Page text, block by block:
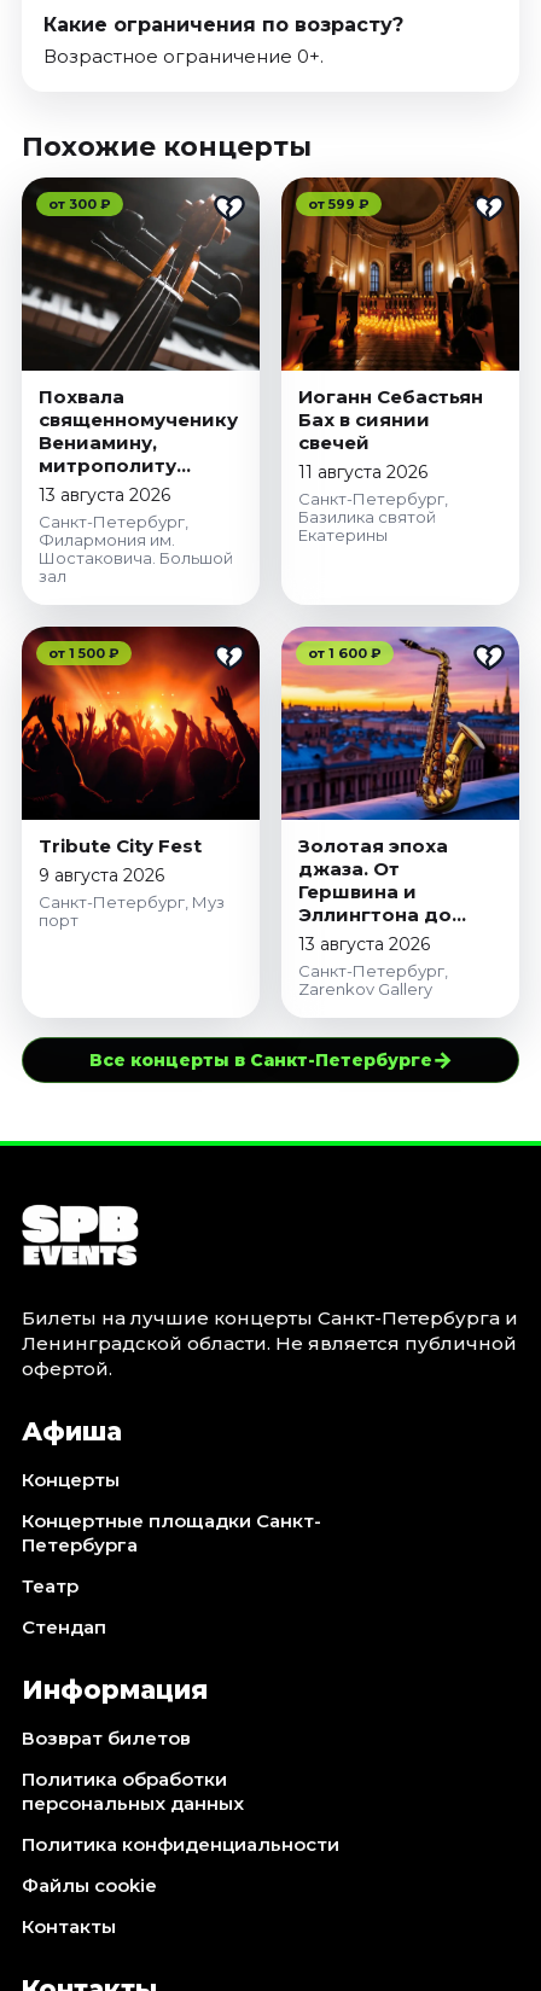
Какие ограничения по возрасту?
Возрастное ограничение 0+.
Похожие концерты
от 300 ₽
Похвала
священномученику
Вениамину,
митрополиту
Петроградскому
13 августа 2026
Санкт-Петербург,
Филармония им.
Шостаковича. Большой
зал
от 599 ₽
Иоганн Себастьян
Бах в сиянии
свечей
11 августа 2026
Санкт-Петербург,
Базилика святой
Екатерины
от 1 500 ₽
Tribute City Fest
9 августа 2026
Санкт-Петербург, Муз
порт
от 1 600 ₽
Золотая эпоха
джаза. От
Гершвина и
Эллингтона до
Синатры и Чика
Кориа
13 августа 2026
Санкт-Петербург,
Zarenkov Gallery
Все концерты в Санкт-Петербурге→
Билеты на лучшие концерты Санкт-Петербурга и
Ленинградской области. Не является публичной
офертой.
Афиша
Концерты
Концертные площадки Санкт-
Петербурга
Театр
Стендап
Информация
Возврат билетов
Политика обработки
персональных данных
Политика конфиденциальности
Файлы cookie
Контакты